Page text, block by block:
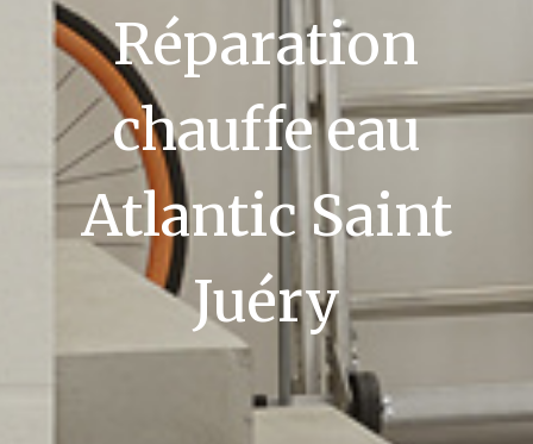
Réparation
chauffe eau
Atlantic Saint
Juéry